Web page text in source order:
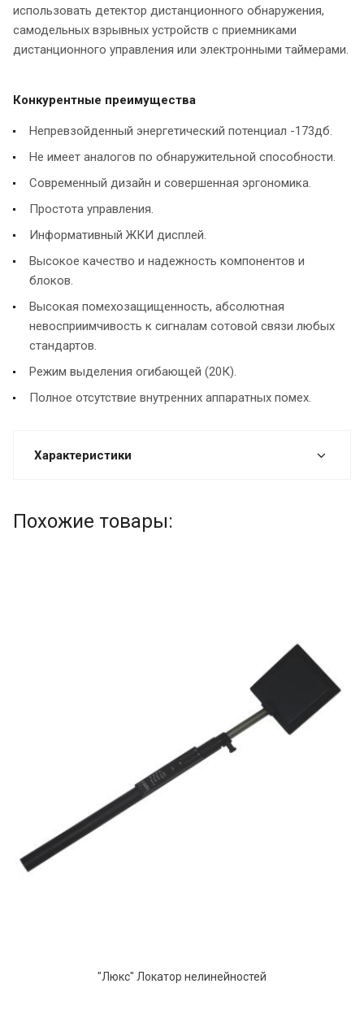
использовать детектор дистанционного обнаружения,
самодельных взрывных устройств с приемниками
дистанционного управления или электронными таймерами.
Конкурентные преимущества
Непревзойденный энергетический потенциал -173дб.
Не имеет аналогов по обнаружительной способности.
Современный дизайн и совершенная эргономика.
Простота управления.
Информативный ЖКИ дисплей.
Высокое качество и надежность компонентов и
блоков.
Высокая помехозащищенность, абсолютная
невосприимчивость к сигналам сотовой связи любых
стандартов.
Режим выделения огибающей (20К).
Полное отсутствие внутренних аппаратных помех.
Характеристики
Похожие товары:
"Люкс" Локатор нелинейностей